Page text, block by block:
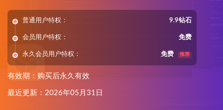
普通用户特权： 9.9钻石
会员用户特权： 免费
永久会员用户特权： 免费 推荐
有效期：购买后永久有效
最近更新：2026年05月31日